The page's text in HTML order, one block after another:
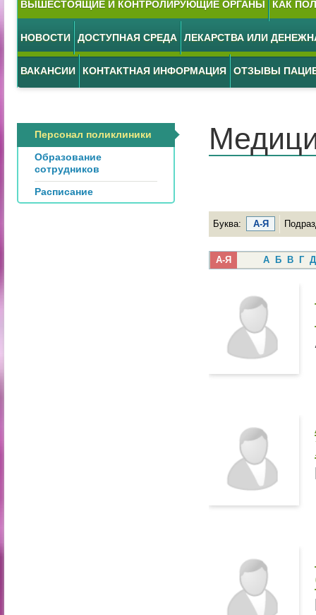
ВЫШЕСТОЯЩИЕ И КОНТРОЛИРУЮЩИЕ ОРГАНЫ КАК
НОВОСТИ ДОСТУПНАЯ СРЕДА ЛЕКАРСТВА ИЛИ
ВАКАНСИИ КОНТАКТНАЯ ИНФОРМАЦИЯ ОТЗЫВЫ
Персонал поликлиники
Образование
сотрудников
Расписание
Буква: А-Я
А-Я А Б В Г Д